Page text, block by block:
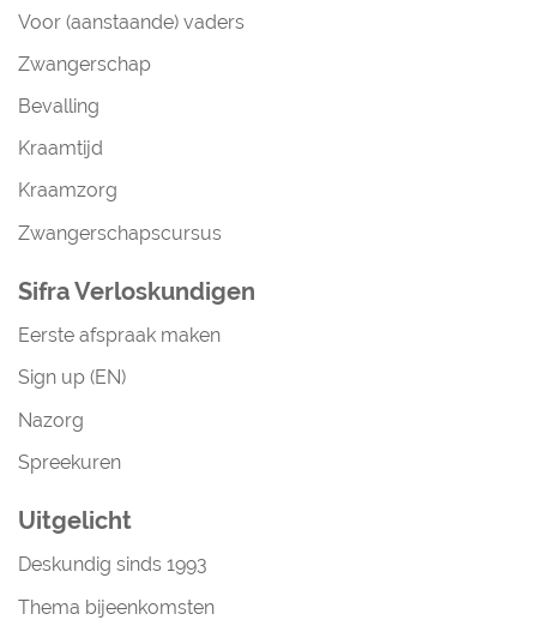
Voor (aanstaande) vaders
Zwangerschap
Bevalling
Kraamtijd
Kraamzorg
Zwangerschapscursus
Sifra Verloskundigen
Eerste afspraak maken
Sign up (EN)
Nazorg
Spreekuren
Uitgelicht
Deskundig sinds 1993
Thema bijeenkomsten